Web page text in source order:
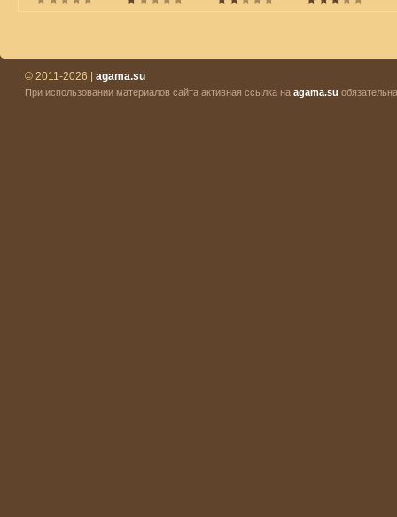
© 2011-2026 | agama.su
При использовании материалов сайта активная ссылка на agama.su